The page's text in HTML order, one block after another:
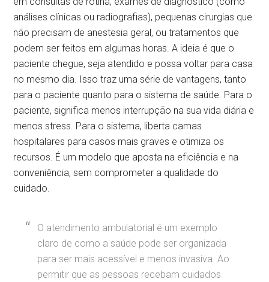
análises clínicas ou radiografias), pequenas cirurgias que
não precisam de anestesia geral, ou tratamentos que
podem ser feitos em algumas horas. A ideia é que o
paciente chegue, seja atendido e possa voltar para casa
no mesmo dia. Isso traz uma série de vantagens, tanto
para o paciente quanto para o sistema de saúde. Para o
paciente, significa menos interrupção na sua vida diária e
menos stress. Para o sistema, liberta camas
hospitalares para casos mais graves e otimiza os
recursos. É um modelo que aposta na eficiência e na
conveniência, sem comprometer a qualidade do
cuidado.
O atendimento ambulatorial é um exemplo
claro de como a saúde pode ser organizada
para ser mais acessível e menos invasiva. Ao
permitir que as pessoas recebam cuidados